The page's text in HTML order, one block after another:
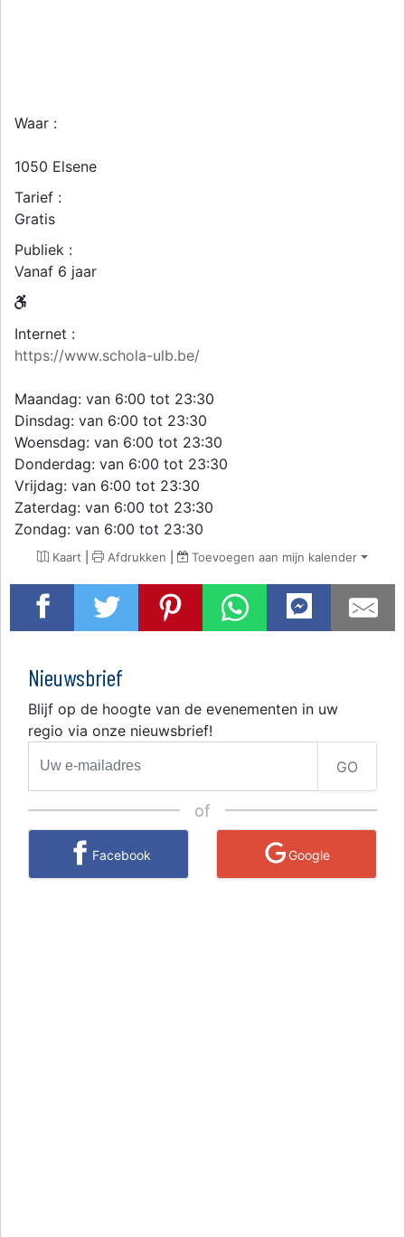
Waar :
1050 Elsene
Tarief :
Gratis
Publiek :
Vanaf 6 jaar
Internet :
https://www.schola-ulb.be/
Maandag: van 6:00 tot 23:30
Dinsdag: van 6:00 tot 23:30
Woensdag: van 6:00 tot 23:30
Donderdag: van 6:00 tot 23:30
Vrijdag: van 6:00 tot 23:30
Zaterdag: van 6:00 tot 23:30
Zondag: van 6:00 tot 23:30
Kaart | Afdrukken | Toevoegen aan mijn kalender
Nieuwsbrief
Blijf op de hoogte van de evenementen in uw
regio via onze nieuwsbrief!
GO
of
Facebook Google